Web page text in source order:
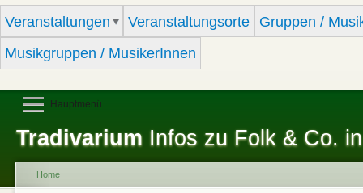
Veranstaltungen Veranstaltungsorte
Gruppen /
Musikgruppen / MusikerInnen
Tradivarium Infos zu Folk & Co.
Hauptmenü
Home